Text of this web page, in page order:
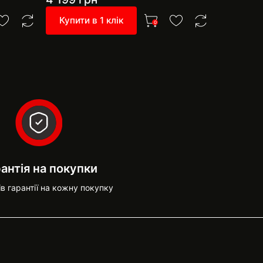
Купити в 1 клік 0
на покупки
гарантії на кожну покупку